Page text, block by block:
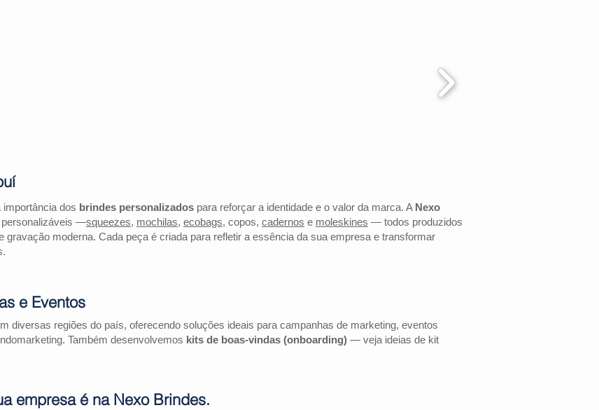
dos brindes personalizados para reforçar a identidade e o valor da marca. A Nexo
personalizáveis —squeezes, mochilas, ecobags, copos, cadernos e moleskines — todos produzidos
gravação moderna. Cada peça é criada para refletir a essência da sua empresa e transformar
diversas regiões do país, oferecendo soluções ideais para campanhas de marketing, eventos
Também desenvolvemos kits de boas-vindas (onboarding) — veja ideias de kit
e Eventos
empresa é na Nexo Brindes.